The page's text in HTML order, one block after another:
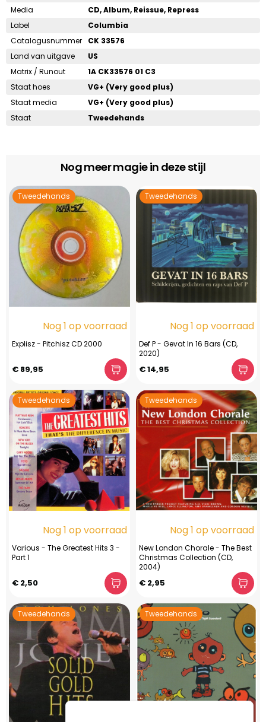
Media
CD, Album, Reissue, Repress
Label
Columbia
Catalogusnummer
CK 33576
Land van uitgave
US
Matrix / Runout
1A CK33576 01 C3
Staat hoes
VG+ (Very good plus)
Staat media
VG+ (Very good plus)
Staat
Tweedehands
Nog meer magie in deze stijl
Tweedehands
Nog 1 op voorraad
Explisz - Pitchisz CD 2000
€ 89,95
Tweedehands
Nog 1 op voorraad
Def P - Gevat In 16 Bars (CD,
2020)
€ 14,95
Tweedehands
Nog 1 op voorraad
Various - The Greatest Hits 3 -
Part 1
€ 2,50
Tweedehands
Nog 1 op voorraad
New London Chorale - The Best
Christmas Collection (CD,
2004)
€ 2,95
Tweedehands Tweedehands